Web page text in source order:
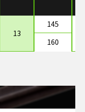
13
145
160